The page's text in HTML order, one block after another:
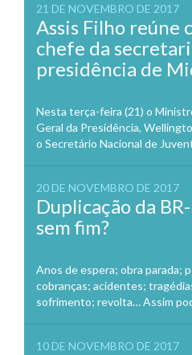
21 DE NOVEMBRO DE 2017
Assis Filho reúne
chefe da
presidência de
Nesta terça-feira (21) o
Geral da Presidência,
o Secretário Nacional de
20 DE NOVEMBRO DE 2017
Duplicação da
sem fim?
Anos de espera; obra parada;
cobranças; acidentes;
sofrimento; revolta… Assim
10 DE NOVEMBRO DE 2017